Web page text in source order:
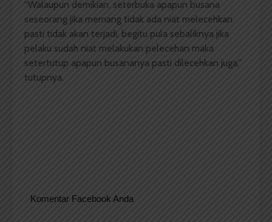
“Walaupun demikian, seterbuka apapun busana
seseorang jika memang tidak ada niat melecehkan
pasti tidak akan terjadi, begitu pula sebaliknya jika
pelaku sudah niat melakukan pelecehan maka
setertutup apapun busananya pasti dilecehkan juga,”
tutupnya.
Komentar Facebook Anda